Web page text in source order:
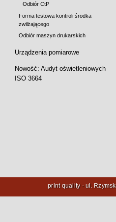
Odbiór CtP
Forma testowa kontroli środka
zwilżającego
Odbiór maszyn drukarskich
Urządzenia pomiarowe
Nowość: Audyt oświetleniowych
ISO 3664
print quality -ul.